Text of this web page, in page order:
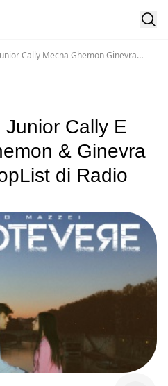
Cally Mecna Ghemon Ginevra
Cally E
& Ginevra
di Radio